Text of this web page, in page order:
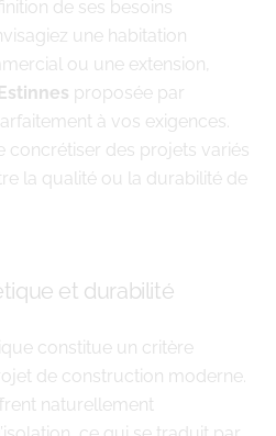
de ses besoins
une habitation
ou une extension,
proposée par
à vos exigences.
concrétiser des projets variés
la qualité ou la durabilité de
et durabilité
constitue un critère
de construction moderne.
naturellement